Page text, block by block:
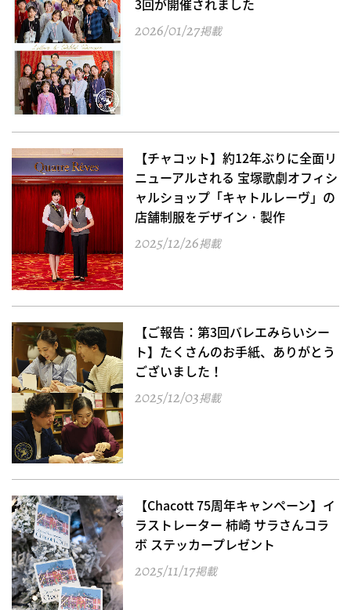
3回が開催されました
2026/01/27掲載
【チャコット】約12年ぶりに全面リ
ニューアルされる 宝塚歌劇オフィシ
ャルショップ「キャトルレーヴ」の
店舗制服をデザイン・製作
2025/12/26掲載
【ご報告：第3回バレエみらいシー
ト】たくさんのお手紙、ありがとう
ございました！
2025/12/03掲載
【Chacott 75周年キャンペーン】イ
ラストレーター 柿崎 サラさんコラ
ボ ステッカープレゼント
2025/11/17掲載